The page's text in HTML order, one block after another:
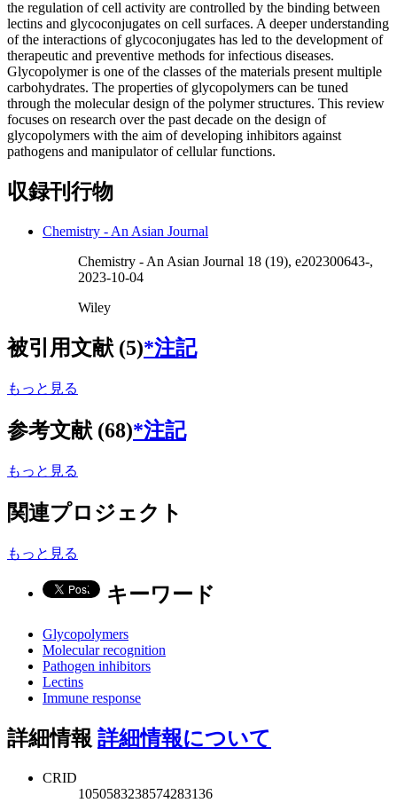
the regulation of cell activity are controlled by the binding between
lectins and glycoconjugates on cell surfaces. A deeper understanding
of the interactions of glycoconjugates has led to the development of
therapeutic and preventive methods for infectious diseases.
Glycopolymer is one of the classes of the materials present multiple
carbohydrates. The properties of glycopolymers can be tuned
through the molecular design of the polymer structures. This review
focuses on research over the past decade on the design of
glycopolymers with the aim of developing inhibitors against
pathogens and manipulator of cellular functions.
収録刊行物
Chemistry - An Asian Journal
Chemistry - An Asian Journal 18 (19), e202300643-,
2023-10-04
Wiley
被引用文献 (5)*注記
もっと見る
参考文献 (68)*注記
もっと見る
関連プロジェクト
もっと見る
キーワード
Glycopolymers
Molecular recognition
Pathogen inhibitors
Lectins
Immune response
詳細情報 詳細情報について
CRID
1050583238574283136